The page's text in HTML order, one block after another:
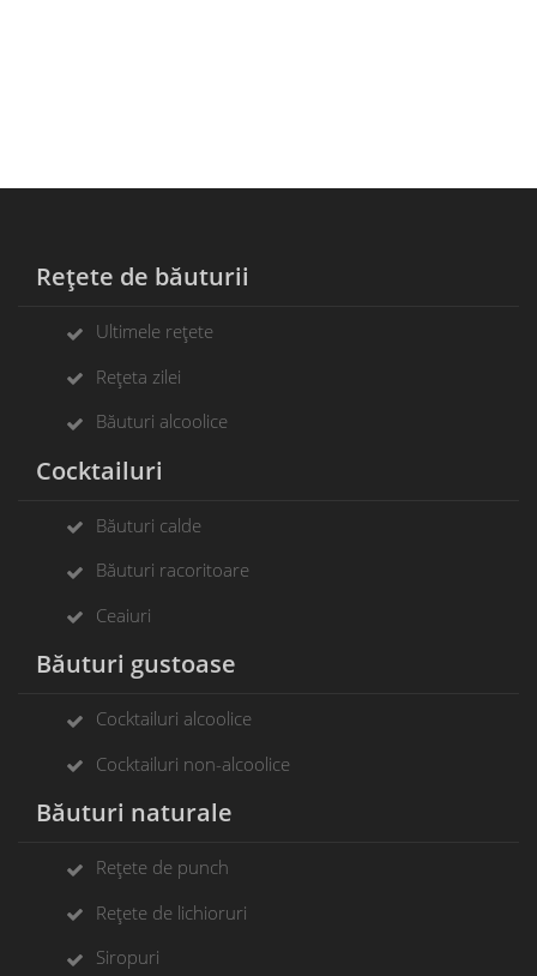
Rețete de băuturii
Ultimele rețete
Rețeta zilei
Băuturi alcoolice
Cocktailuri
Băuturi calde
Băuturi racoritoare
Ceaiuri
Băuturi gustoase
Cocktailuri alcoolice
Cocktailuri non-alcoolice
Băuturi naturale
Rețete de punch
Rețete de lichioruri
Siropuri